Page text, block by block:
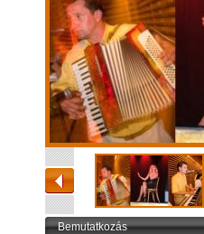
Bemutatkozás